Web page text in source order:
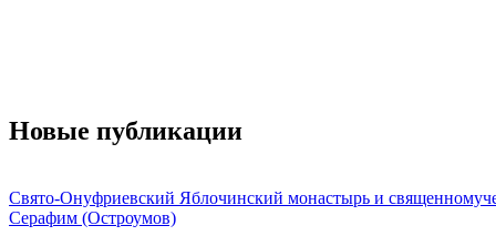
Новые публикации
Свято-Онуфриевский Яблочинский монастырь и
Серафим (Остроумов)